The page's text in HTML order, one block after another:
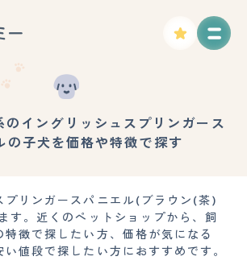
のイングリッシュスプリンガース
の子犬を価格や特徴で探す
プリンガースパニエル(ブラウン(茶)
す。近くのペットショップから、飼
特徴で探したい方、価格が気になる
値段で探したい方におすすめです。